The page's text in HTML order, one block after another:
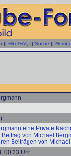
|| Hilfe/FAQ || Suche ||
eine Private
Beitrag von Michael
Beiträgen von
00:23 Uhr